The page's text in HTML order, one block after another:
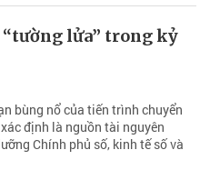
lửa” trong kỷ
bùng nổ của tiến trình chuyển
định là nguồn tài nguyên
Chính phủ số, kinh tế số và